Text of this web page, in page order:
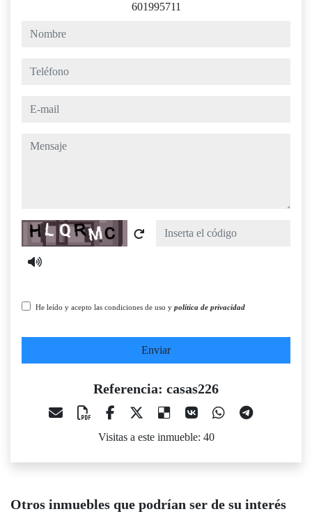
601995711
nombre
teléfono
e-mail
mensaje
Captcha
He leído y acepto las condiciones de uso y política de privacidad
Enviar
Referencia: casas226
Visitas a este inmueble: 40
Otros inmuebles que podrían ser de su interés